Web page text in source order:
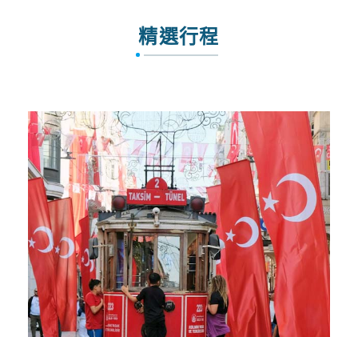
MH_漫遊馬來票價限時優惠
精選行程